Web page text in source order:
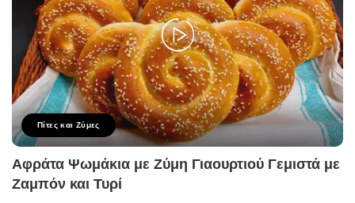
Πίτες και Ζύμες
Αφράτα Ψωμάκια με Ζύμη Γιαουρτιού Γεμιστά με
Ζαμπόν και Τυρί